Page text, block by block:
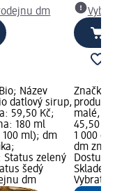
dm
Název
datlový sirup,
59,50 Kč;
180 ml
100 ml); dm
Status zelený
šedý
dm
Značka:
malé, 1
45,50
1 000 g
dm
Vybrat